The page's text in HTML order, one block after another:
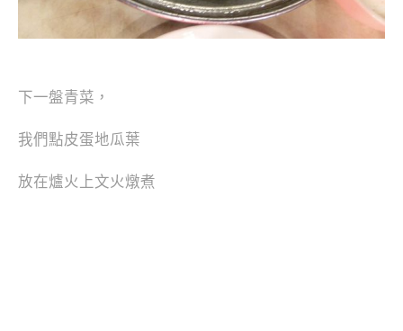
下一盤青菜，
我們點皮蛋地瓜葉
放在爐火上文火燉煮